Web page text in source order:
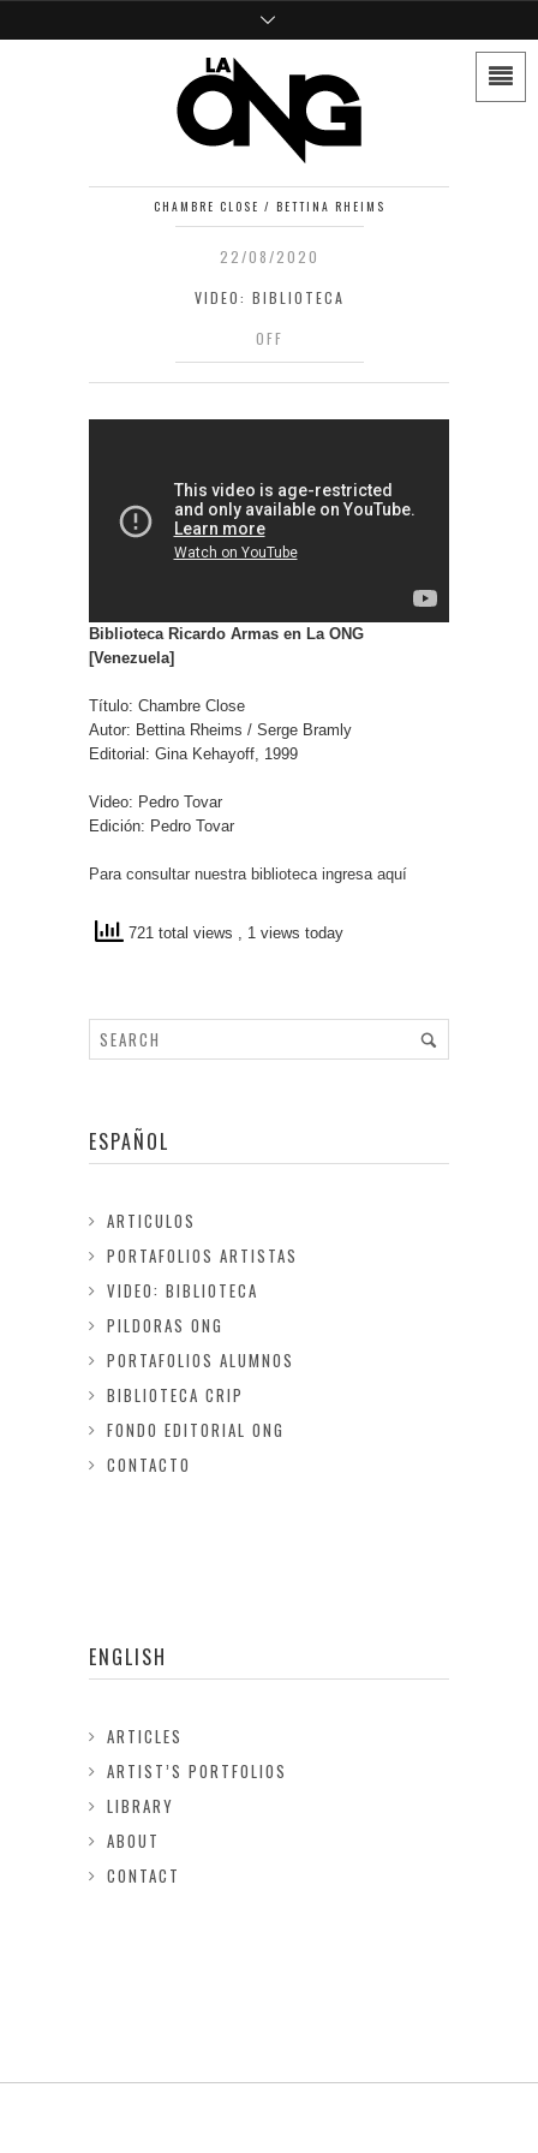
CHAMBRE CLOSE / BETTINA RHEIMS
22/08/2020
VIDEO: BIBLIOTECA
OFF
Biblioteca Ricardo Armas en La ONG
[Venezuela]
Título: Chambre Close
Autor: Bettina Rheims / Serge Bramly
Editorial: Gina Kehayoff, 1999
Video: Pedro Tovar
Edición: Pedro Tovar
Para consultar nuestra biblioteca ingresa aquí
721 total views , 1 views today
ESPAÑOL
ARTICULOS
PORTAFOLIOS ARTISTAS
VIDEO: BIBLIOTECA
PILDORAS ONG
PORTAFOLIOS ALUMNOS
BIBLIOTECA CRIP
FONDO EDITORIAL ONG
CONTACTO
ENGLISH
ARTICLES
ARTIST’S PORTFOLIOS
LIBRARY
ABOUT
CONTACT